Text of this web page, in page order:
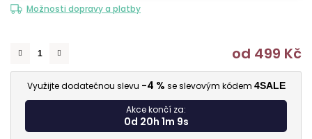
Možnosti dopravy a platby
od 499 Kč
Využijte dodatečnou slevu -4 % se slevovým kódem 4SALE
Akce končí za:
0d 20h 1m 8s